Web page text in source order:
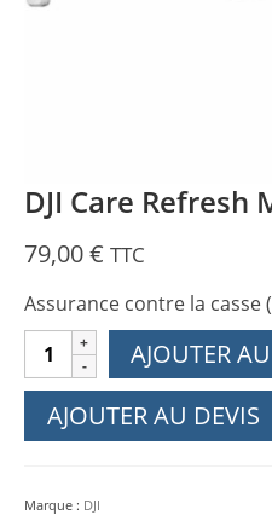
DJI Care Refresh
79,00€ TTC
Assurance contre la casse
quantité
de
Care
2
AJOUTER
AJOUTER AU DEVIS
Marque : DJI